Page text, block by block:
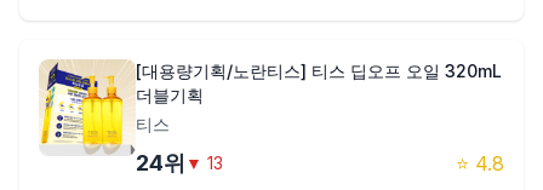
[대용량기획/노란티스] 티스 딥오프 오일 320mL
더블기획
티스
24위 ▼ 13 ⭐ 4.8